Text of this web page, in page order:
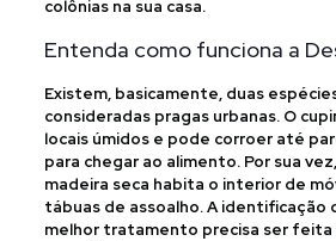
colônias na sua casa.
Entenda como funciona a
Existem, basicamente, duas
consideradas pragas urbanas. O
locais úmidos e pode corroer até
para chegar ao alimento. Por sua
madeira seca habita o interior de
tábuas de assoalho. A identificação
melhor tratamento precisa ser feita